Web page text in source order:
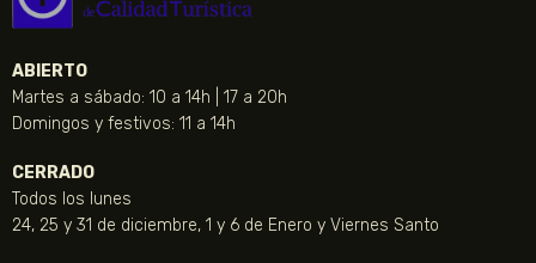
ABIERTO
Martes a sábado: 10 a 14h | 17 a 20h
Domingos y festivos: 11 a 14h
CERRADO
Todos los lunes
24, 25 y 31 de diciembre, 1 y 6 de Enero y Viernes Santo